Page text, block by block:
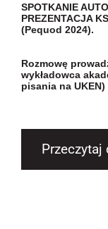
SPOTKANIE
PREZENTACJA
(Pequod 2024).
Rozmowę
wykładowca
pisania na UKEN)
Przeczytaj